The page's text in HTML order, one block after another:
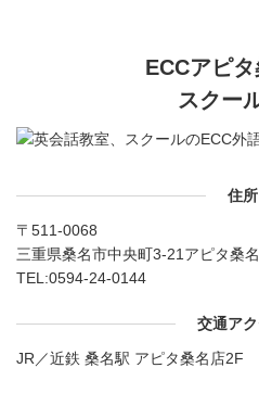
ECCアピ
スクー
住所
〒511-0068
三重県桑名市中央町3-21アピタ桑
TEL:0594-24-0144
交通ア
JR／近鉄 桑名駅 アピタ桑名店2F